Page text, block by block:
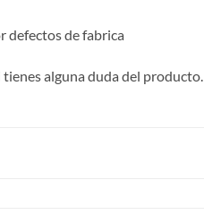
defectos de fabrica
alguna duda del producto.